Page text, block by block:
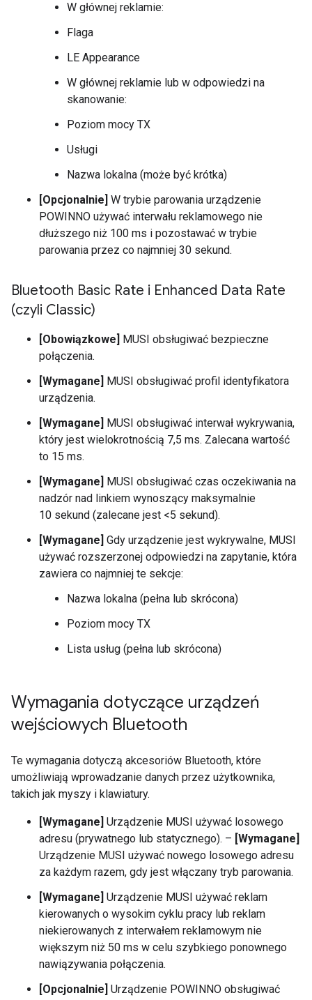
W głównej reklamie:
Flaga
LE Appearance
W głównej reklamie lub w odpowiedzi na
skanowanie:
Poziom mocy TX
Usługi
Nazwa lokalna (może być krótka)
[Opcjonalnie] W trybie parowania urządzenie
POWINNO używać interwału reklamowego nie
dłuższego niż 100 ms i pozostawać w trybie
parowania przez co najmniej 30 sekund.
Bluetooth Basic Rate i Enhanced Data Rate
(czyli Classic)
[Obowiązkowe] MUSI obsługiwać bezpieczne
połączenia.
[Wymagane] MUSI obsługiwać profil identyfikatora
urządzenia.
[Wymagane] MUSI obsługiwać interwał wykrywania,
który jest wielokrotnością 7,5 ms. Zalecana wartość
to 15 ms.
[Wymagane] MUSI obsługiwać czas oczekiwania na
nadzór nad linkiem wynoszący maksymalnie
10 sekund (zalecane jest <5 sekund).
[Wymagane] Gdy urządzenie jest wykrywalne, MUSI
używać rozszerzonej odpowiedzi na zapytanie, która
zawiera co najmniej te sekcje:
Nazwa lokalna (pełna lub skrócona)
Poziom mocy TX
Lista usług (pełna lub skrócona)
Wymagania dotyczące urządzeń
wejściowych Bluetooth
Te wymagania dotyczą akcesoriów Bluetooth, które
umożliwiają wprowadzanie danych przez użytkownika,
takich jak myszy i klawiatury.
[Wymagane] Urządzenie MUSI używać losowego
adresu (prywatnego lub statycznego). – [Wymagane]
Urządzenie MUSI używać nowego losowego adresu
za każdym razem, gdy jest włączany tryb parowania.
[Wymagane] Urządzenie MUSI używać reklam
kierowanych o wysokim cyklu pracy lub reklam
niekierowanych z interwałem reklamowym nie
większym niż 50 ms w celu szybkiego ponownego
nawiązywania połączenia.
[Opcjonalnie] Urządzenie POWINNO obsługiwać